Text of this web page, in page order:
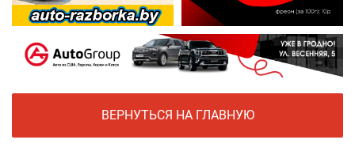
ВЕРНУТЬСЯ НА ГЛАВНУЮ